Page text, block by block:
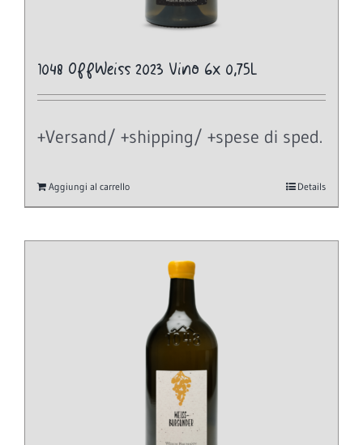
1048 OffWeiss 2023 Vino 6x 0,75L
+Versand/ +shipping/ +spese di sped.
Aggiungi al carrello Details